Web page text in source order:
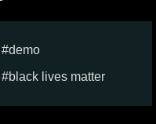
demo
black lives matter